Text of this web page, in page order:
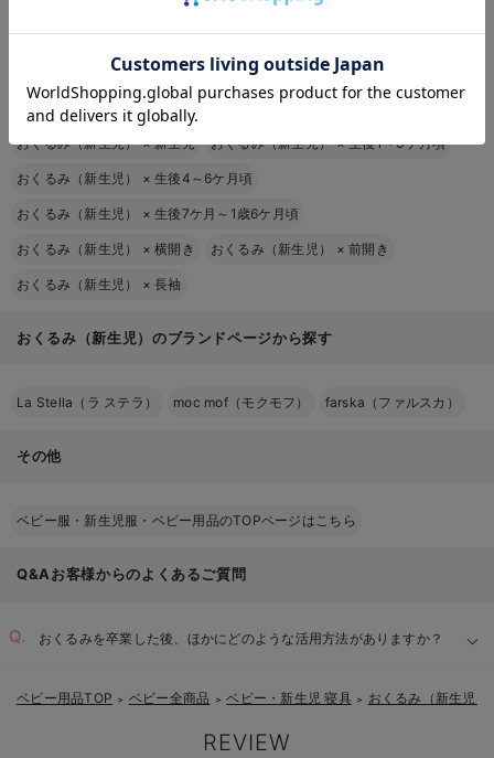
一枚布タイプ 使い道が広い
卒業後もブランケ
固定タイプ
やわらかい体
にも巻きやす
フード・手足カバー付き
高い
影に
おくるみ（新生児） ×秋冬 おくるみ（新生児） ×春夏秋（3シーズン）
おくるみ（新生児） ×秋冬春（3シーズン）
おくるみ（新生児） × 男の子 おくるみ（新生児）
おくるみ（新生児） ×新生児 おくるみ（新生児） ×生後1～3ケ月頃
おくるみ（新生児） ×生後4～6ケ月頃
おくるみ（新生児） ×生後7ケ月～1歳6ケ月頃
おくるみ（新生児） ×横開き おくるみ（新生児） ×前開き
おくるみ（新生児） ×長袖
おくるみ（新生児）のブランドページから探す
La Stella（ラ ステラ） moc mof（モクモフ） farska（ファルスカ）
その他
ベビー服・新生児服・ベビー用品のTOPページはこちら
Q&Aお客様からのよくあるご質問
おくるみを卒業した後、ほかにどのような活用方法がありますか？
お気に入り商品を確認する
ベビー用品TOP ＞ ベビー全商品 ＞ ベビー・新生児 寝具 ＞ おくるみ（新生児）
REVIEW